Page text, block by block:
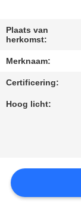
VRAAG
EEN
OFFERTE
SITEMAP
Plaats van
herkomst:
Merknaam:
Certificering:
Hoog licht: